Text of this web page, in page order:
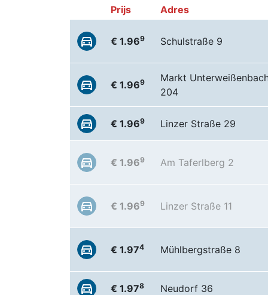
Prijs Adres
€ 1.969 Schulstraße 9
€ 1.969
Markt
204
€ 1.969 Linzer Straße 29
€ 1.969 Am Taferlberg 2
€ 1.969 Linzer Straße 11
€ 1.974 Mühlbergstraße 8
€ 1.978 Neudorf 36